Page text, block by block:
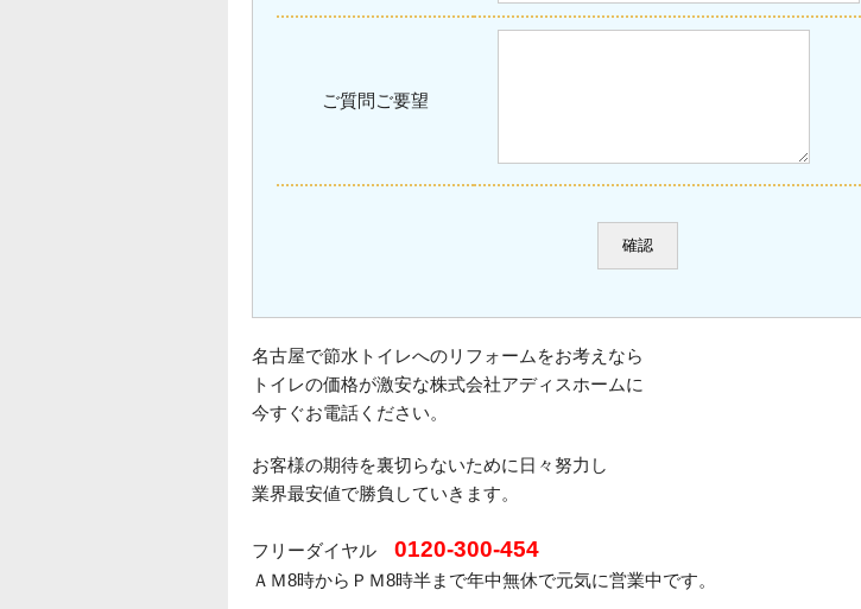
ご質問ご要望
名古屋で節水トイレへのリフォームをお考えなら
トイレの価格が激安な株式会社アディスホームに
今すぐお電話ください。
お客様の期待を裏切らないために日々努力し
業界最安値で勝負していきます。
フリーダイヤル 0120-300-454
ＡＭ8時からＰＭ8時半まで年中無休で元気に営業中です。